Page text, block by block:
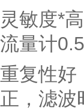
灵敏度*高
流量计
重复性好
正，滤波